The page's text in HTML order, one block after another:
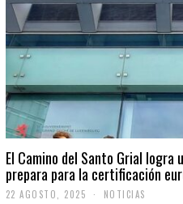
El Camino del Santo Grial logra
prepara para la certificación
22 AGOSTO, 2025 NOTICIAS